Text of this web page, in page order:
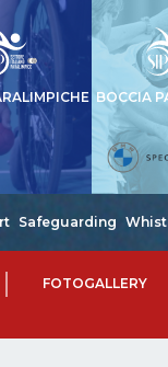
BOCCIA
Safeguarding
FOTOGALLERY